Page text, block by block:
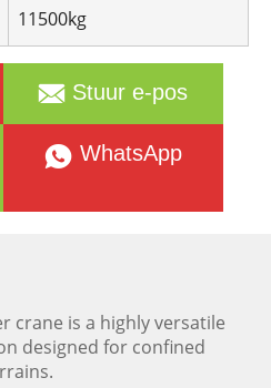
11500kg
Stuur e-pos
WhatsApp
crane is a highly versatile
designed for confined